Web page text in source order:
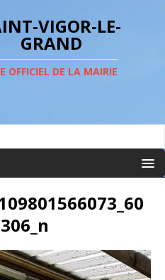
VIGOR-LE-
GRAND
OFFICIEL DE LA MAIRIE